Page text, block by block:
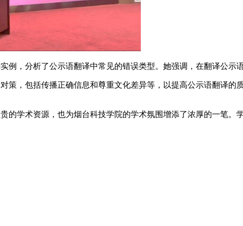
例，分析了公示语翻译中常见的错误类型。她强调，在翻译公
策，包括传播正确信息和尊重文化差异等，以提高公示语翻译
的学术资源，也为烟台科技学院的学术氛围增添了浓厚的一笔